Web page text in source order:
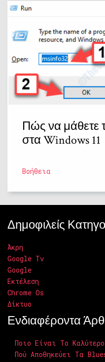
Πώς να μάθετε
στα Windows 11
Βοήθεια
Δημοφιλείς
Άκρη
Google Tv
Google
Εκτέλεση
Chrome Os
Δίκτυο
Ενδιαφέροντα
Ποιο Είναι Το
Πού Αποθηκεύει Τα